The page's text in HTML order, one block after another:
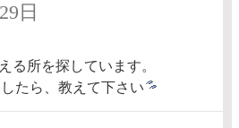
日
る所を探しています。
たら、教えて下さい